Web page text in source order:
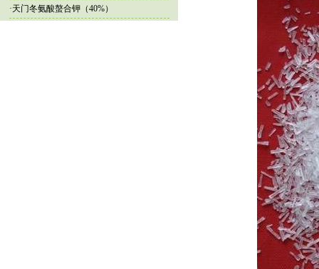
·天门冬氨酸螯合钾（40%）